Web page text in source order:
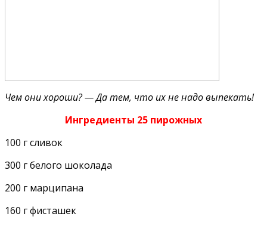
Чем они хороши? — Да тем, что их не надо выпекать!
Ингредиенты 25 пирожных
100 г сливок
300 г белого шоколада
200 г марципана
160 г фисташек